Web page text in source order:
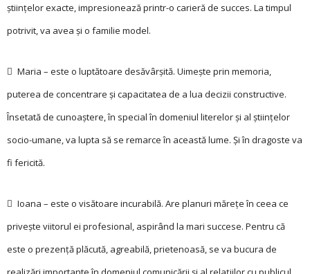
științelor exacte, impresionează printr-o carieră de succes. La timpul
potrivit, va avea și o familie model.
 Maria – este o luptătoare desăvârșită. Uimește prin memoria,
puterea de concentrare și capacitatea de a lua decizii constructive.
Însetată de cunoaștere, în special în domeniul literelor și al științelor
socio-umane, va lupta să se remarce în această lume. Și în dragoste va
fi fericită.
 Ioana – este o visătoare incurabilă. Are planuri mărețe în ceea ce
privește viitorul ei profesional, aspirând la mari succese. Pentru că
este o prezență plăcută, agreabilă, prietenoasă, se va bucura de